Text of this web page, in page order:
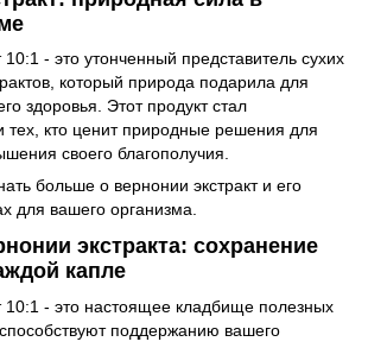
10:1 - это утонченный представитель сухих
который природа подарила для
здоровья. Этот продукт стал
тех, кто ценит природные решения для
своего благополучия.
больше о вернонии экстракт и его
для вашего организма.
экстракта: сохранение
капле
10:1 - это настоящее кладбище полезных
поддержанию вашего